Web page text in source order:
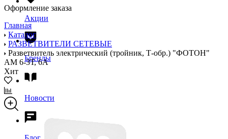
Акции
Бренды
Новости
Оформление заказа
Главная
Каталог
РАЗВЕТВИТЕЛИ СЕТЕВЫЕ
Разветвитель электрический (тройник, Т-обр.) "ФОТОН"
АМ 6-3Т, 6А
Хит